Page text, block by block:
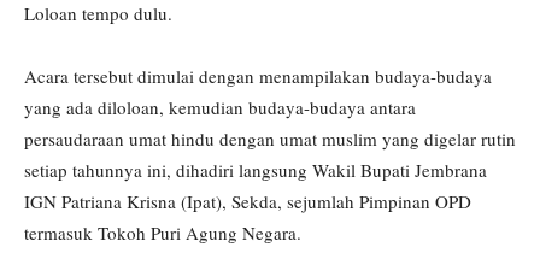
Loloan tempo dulu.
Acara tersebut dimulai dengan menampilakan budaya-budaya
yang ada diloloan, kemudian budaya-budaya antara
persaudaraan umat hindu dengan umat muslim yang digelar rutin
setiap tahunnya ini, dihadiri langsung Wakil Bupati Jembrana
IGN Patriana Krisna (Ipat), Sekda, sejumlah Pimpinan OPD
termasuk Tokoh Puri Agung Negara.